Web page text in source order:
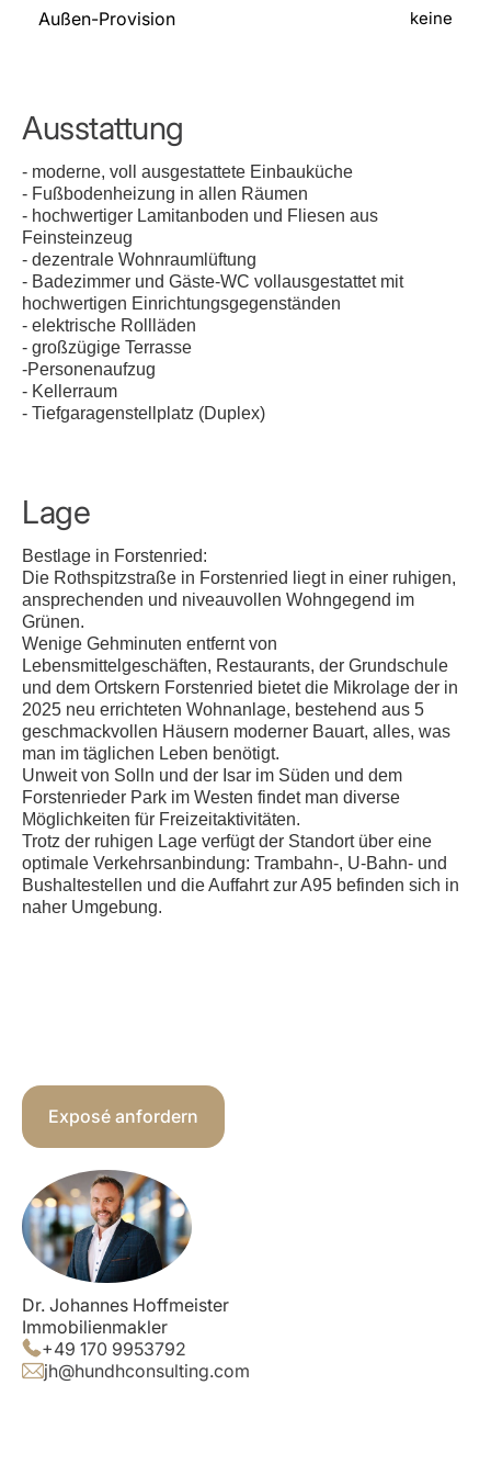
Außen-Provision keine
Ausstattung
- moderne, voll ausgestattete Einbauküche
- Fußbodenheizung in allen Räumen
- hochwertiger Lamitanboden und Fliesen aus
Feinsteinzeug
- dezentrale Wohnraumlüftung
- Badezimmer und Gäste-WC vollausgestattet mit
hochwertigen Einrichtungsgegenständen
- elektrische Rollläden
- großzügige Terrasse
-Personenaufzug
- Kellerraum
- Tiefgaragenstellplatz (Duplex)
Lage
Bestlage in Forstenried:
Die Rothspitzstraße in Forstenried liegt in einer ruhigen,
ansprechenden und niveauvollen Wohngegend im
Grünen.
Wenige Gehminuten entfernt von
Lebensmittelgeschäften, Restaurants, der Grundschule
und dem Ortskern Forstenried bietet die Mikrolage der in
2025 neu errichteten Wohnanlage, bestehend aus 5
geschmackvollen Häusern moderner Bauart, alles, was
man im täglichen Leben benötigt.
Unweit von Solln und der Isar im Süden und dem
Forstenrieder Park im Westen findet man diverse
Möglichkeiten für Freizeitaktivitäten.
Trotz der ruhigen Lage verfügt der Standort über eine
optimale Verkehrsanbindung: Trambahn-, U-Bahn- und
Bushaltestellen und die Auffahrt zur A95 befinden sich in
naher Umgebung.
Exposé anfordern
Dr. Johannes Hoffmeister
Immobilienmakler
+49 170 9953792
jh@hundhconsulting.com